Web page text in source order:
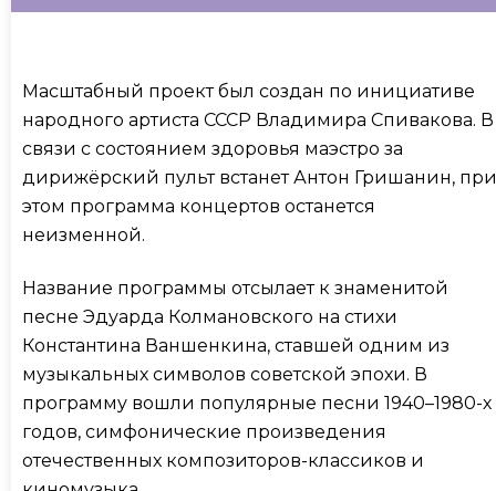
Масштабный проект был создан по инициативе
народного артиста СССР Владимира Спивакова. В
связи с состоянием здоровья маэстро за
дирижёрский пульт встанет Антон Гришанин, при
этом программа концертов останется
неизменной.
Название программы отсылает к знаменитой
песне Эдуарда Колмановского на стихи
Константина Ваншенкина, ставшей одним из
музыкальных символов советской эпохи. В
программу вошли популярные песни 1940–1980-х
годов, симфонические произведения
отечественных композиторов-классиков и